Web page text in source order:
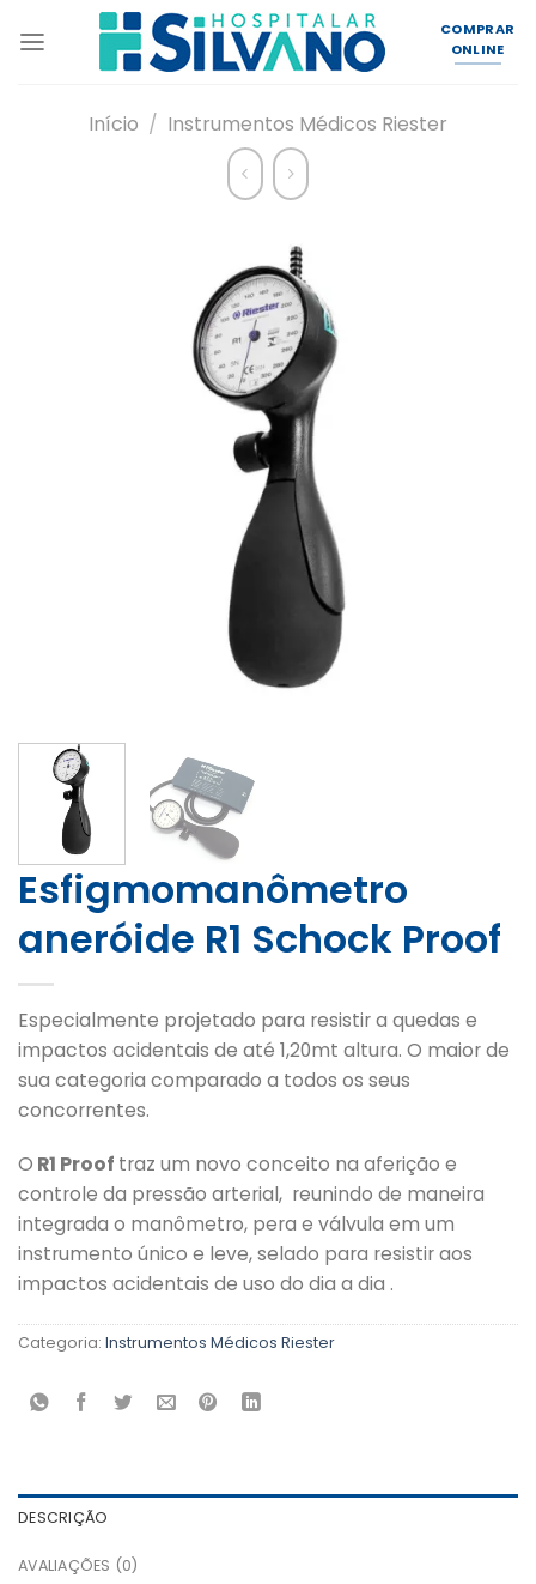
COMPRAR
ONLINE
Início / Instrumentos Médicos Riester
Esfigmomanômetro
aneróide R1 Schock Proof
Especialmente projetado para resistir a quedas e
impactos acidentais de até 1,20mt altura. O maior de
sua categoria comparado a todos os seus
concorrentes.
O R1 Proof traz um novo conceito na aferição e
controle da pressão arterial, reunindo de maneira
integrada o manômetro, pera e válvula em um
instrumento único e leve, selado para resistir aos
impactos acidentais de uso do dia a dia .
Categoria: Instrumentos Médicos Riester
DESCRIÇÃO
AVALIAÇÕES (0)